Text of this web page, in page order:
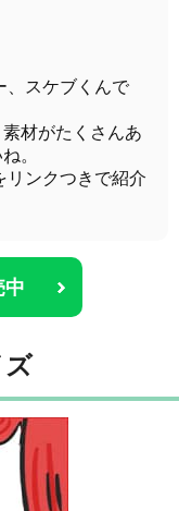
、スケブくんで
材がたくさんあ
。
リンクつきで紹介
中